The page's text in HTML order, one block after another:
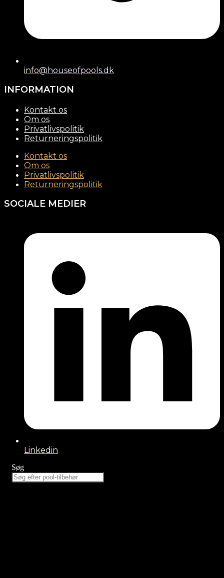
info@houseofpools.dk
INFORMATION
Kontakt os
Om os
Privatlivspolitik
Returneringspolitik
Kontakt os
Om os
Privatlivspolitik
Returneringspolitik
SOCIALE MEDIER
Linkedin
Søg